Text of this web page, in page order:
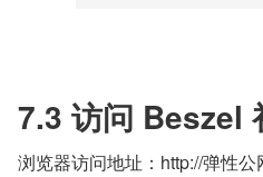
7.3 访问 Beszel
浏览器访问地址：http://弹性